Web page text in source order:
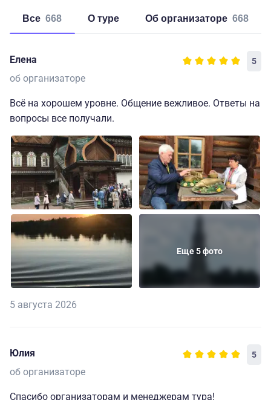
Все 668 о туре об организаторе 668
Елена 5
об организаторе
Всё на хорошем уровне. Общение вежливое. Ответы на
вопросы все получали.
Еще 5 фото
5 августа 2026
Юлия 5
об организаторе
Спасибо организаторам и менеджерам тура!